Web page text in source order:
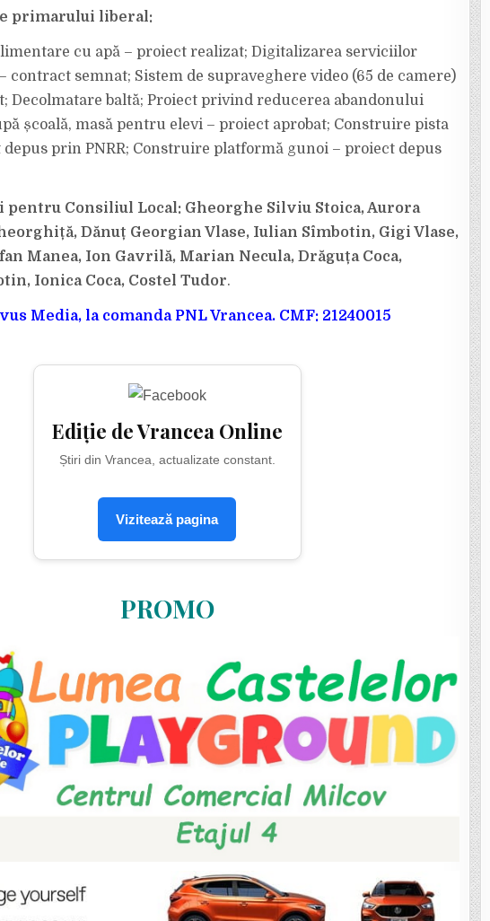
primarului liberal:
cu apă – proiect realizat; Digitalizarea serviciilor
contract semnat; Sistem de supraveghere video (65 de camere)
Decolmatare baltă; Proiect privind reducerea abandonului
școală, masă pentru elevi – proiect aprobat; Construire pista
prin PNRR; Construire platformă gunoi – proiect depus
pentru Consiliul Local: Gheorghe Silviu Stoica, Aurora
Dănuț Georgian Vlase, Iulian Sîmbotin, Gigi Vlase,
Manea, Ion Gavrilă, Marian Necula, Drăguța Coca,
Ionica Coca, Costel Tudor.
Media, la comanda PNL Vrancea. CMF: 21240015
Ediție de Vrancea Online
Știri din Vrancea, actualizate constant.
Vizitează pagina
PROMO